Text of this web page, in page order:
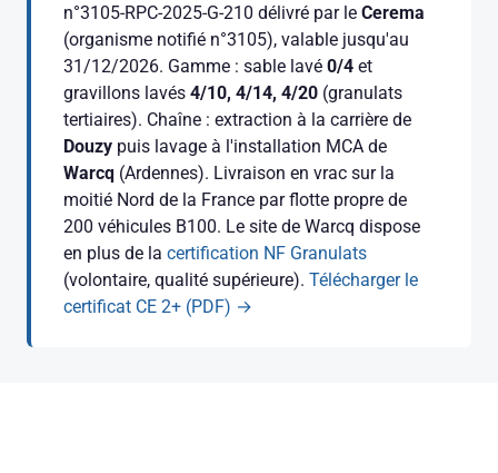
n°3105-RPC-2025-G-210 délivré par le Cerema
(organisme notifié n°3105), valable jusqu'au
31/12/2026. Gamme : sable lavé 0/4et
gravillons lavés 4/10, 4/14, 4/20(granulats
tertiaires). Chaîne : extraction à la carrière de
Douzypuis lavage à l'installation MCA de
Warcq(Ardennes). Livraison en vrac sur la
moitié Nord de la France par flotte propre de
200 véhicules B100. Le site de Warcq dispose
en plus de la certification NF Granulats
(volontaire, qualité supérieure). Télécharger le
certificat CE 2+ (PDF) →